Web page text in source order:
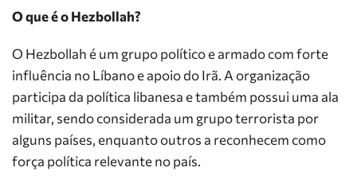
O que é o Hezbollah?
O Hezbollah é um grupo político e armado com forte
influência no Líbano e apoio do Irã. A organização
participa da política libanesa e também possui uma ala
militar, sendo considerada um grupo terrorista por
alguns países, enquanto outros a reconhecem como
força política relevante no país.